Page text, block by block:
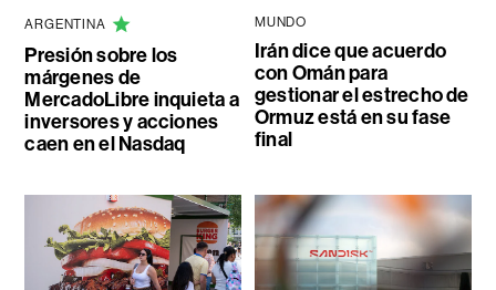
ARGENTINA
Presión sobre los
márgenes de
MercadoLibre inquieta a
inversores y acciones
caen en el Nasdaq
MUNDO
Irán dice que acuerdo
con Omán para
gestionar el estrecho de
Ormuz está en su fase
final